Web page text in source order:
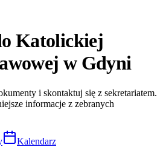
Katolickiej
w Gdyni
i skontaktuj się z sekretariatem.
informacje z zebranych
Kalendarz